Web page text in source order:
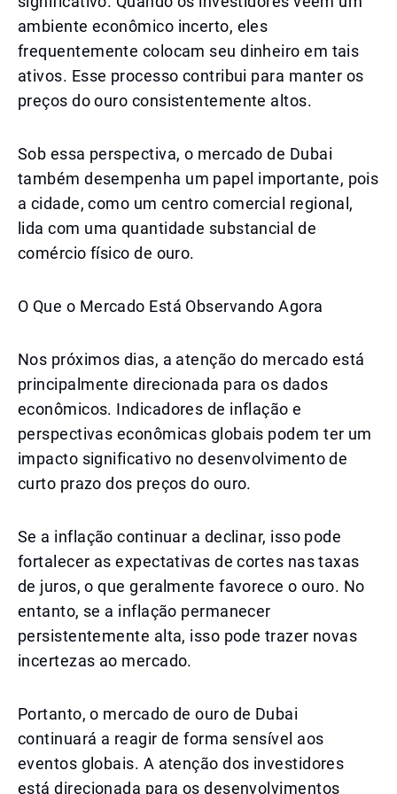
ambiente econômico incerto, eles
frequentemente colocam seu dinheiro em tais
ativos. Esse processo contribui para manter os
preços do ouro consistentemente altos.
Sob essa perspectiva, o mercado de Dubai
também desempenha um papel importante, pois
a cidade, como um centro comercial regional,
lida com uma quantidade substancial de
comércio físico de ouro.
O Que o Mercado Está Observando Agora
Nos próximos dias, a atenção do mercado está
principalmente direcionada para os dados
econômicos. Indicadores de inflação e
perspectivas econômicas globais podem ter um
impacto significativo no desenvolvimento de
curto prazo dos preços do ouro.
Se a inflação continuar a declinar, isso pode
fortalecer as expectativas de cortes nas taxas
de juros, o que geralmente favorece o ouro. No
entanto, se a inflação permanecer
persistentemente alta, isso pode trazer novas
incertezas ao mercado.
Portanto, o mercado de ouro de Dubai
continuará a reagir de forma sensível aos
eventos globais. A atenção dos investidores
está direcionada para os desenvolvimentos